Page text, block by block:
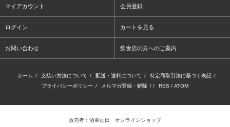
マイアカウント 会員登録
ログイン カートを見る
お問い合わせ 飲食店の方へのご案内
ホーム / 支払い方法について / 配送・送料について / 特定商取引法に基づく表記 /
プライバシーポリシー / メルマガ登録・解除 / / RSS / ATOM
販売者：酒商山田 オンラインショップ